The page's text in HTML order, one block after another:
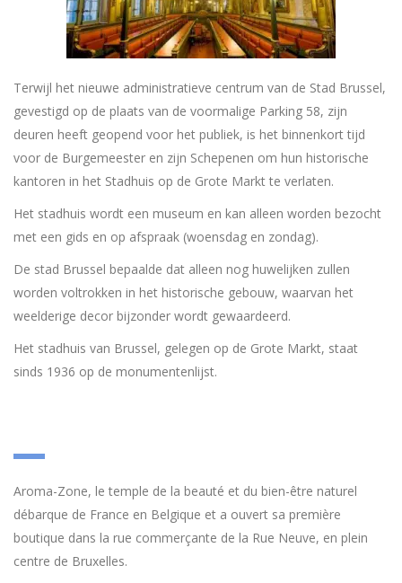
Terwijl het nieuwe administratieve centrum van de Stad Brussel,
gevestigd op de plaats van de voormalige Parking 58, zijn
deuren heeft geopend voor het publiek, is het binnenkort tijd
voor de Burgemeester en zijn Schepenen om hun historische
kantoren in het Stadhuis op de Grote Markt te verlaten.
Het stadhuis wordt een museum en kan alleen worden bezocht
met een gids en op afspraak (woensdag en zondag).
De stad Brussel bepaalde dat alleen nog huwelijken zullen
worden voltrokken in het historische gebouw, waarvan het
weelderige decor bijzonder wordt gewaardeerd.
Het stadhuis van Brussel, gelegen op de Grote Markt, staat
sinds 1936 op de monumentenlijst.
Aroma-Zone, le temple de la beauté et du bien-être naturel
débarque de France en Belgique et a ouvert sa première
boutique dans la rue commerçante de la Rue Neuve, en plein
centre de Bruxelles.